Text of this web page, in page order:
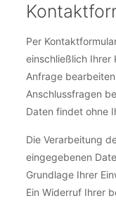
Per
einschließlich Ihrer
Anfrage
Anschlussfragen
Daten findet ohne
Die Verarbeitung
eingegebenen
Grundlage Ihrer
Ein Widerruf Ihrer